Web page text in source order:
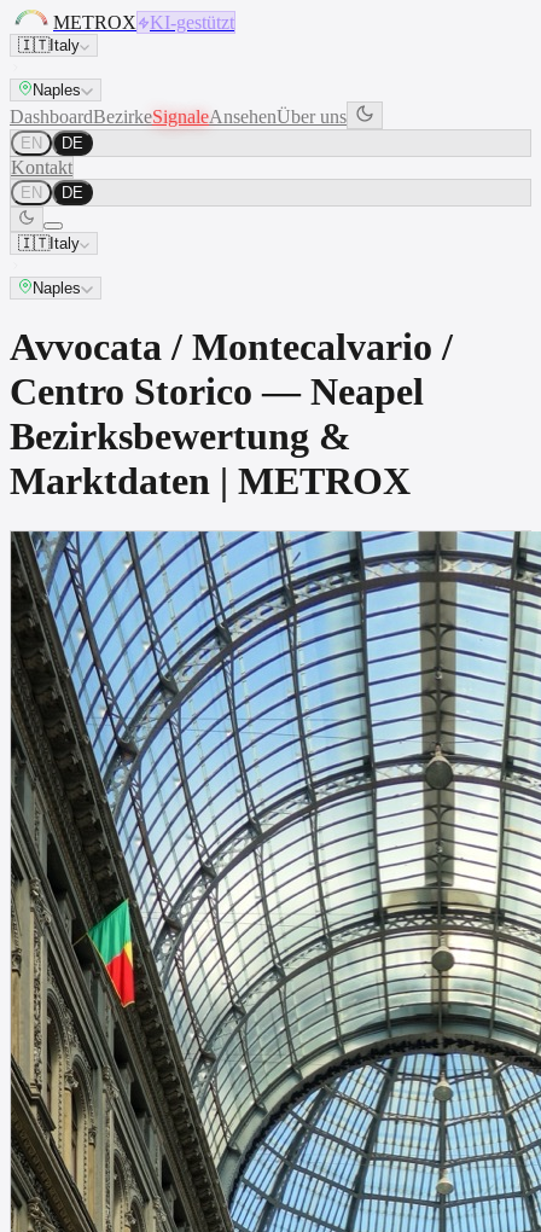
METROX KI-gestützt
🇮🇹Italy
Naples
DashboardBezirkeSignaleAnsehenÜber uns
EN DE
Kontakt
EN DE
🇮🇹Italy
Naples
Avvocata / Montecalvario /
Centro Storico — Neapel
Bezirksbewertung &
Marktdaten | METROX